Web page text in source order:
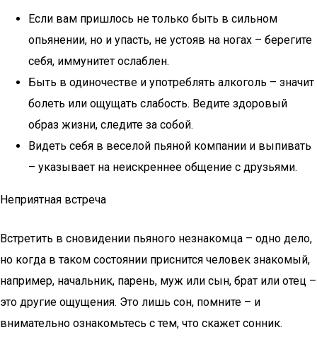
Если вам пришлось не только быть в сильном
опьянении, но и упасть, не устояв на ногах – берегите
себя, иммунитет ослаблен.
Быть в одиночестве и употреблять алкоголь – значит
болеть или ощущать слабость. Ведите здоровый
образ жизни, следите за собой.
Видеть себя в веселой пьяной компании и выпивать
– указывает на неискреннее общение с друзьями.
Неприятная встреча
Встретить в сновидении пьяного незнакомца – одно дело,
но когда в таком состоянии приснится человек знакомый,
например, начальник, парень, муж или сын, брат или отец –
это другие ощущения. Это лишь сон, помните – и
внимательно ознакомьтесь с тем, что скажет сонник.